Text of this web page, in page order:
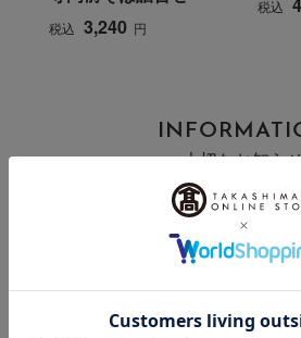
税込 3,240 円
税込
大切なお知ら
お届け遅延のお知らせ
2025年10月03日
『お届け先のご住所』ご確認のお願い